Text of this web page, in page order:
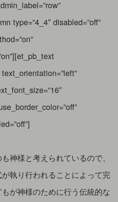
type=”4_4″ disabled=”off”
神様と考えられているので、
執り行われることによって完
が神様のために行う伝統的な